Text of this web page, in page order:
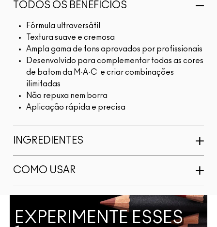
TODOS OS BENEFÍCIOS
Fórmula ultraversátil
Textura suave e cremosa
Ampla gama de tons aprovados por profissionais
Desenvolvido para complementar todas as cores
de batom da M·A·C e criar combinações
ilimitadas
Não repuxa nem borra
Aplicação rápida e precisa
INGREDIENTES
COMO USAR
EXPERIMENTE ESSES